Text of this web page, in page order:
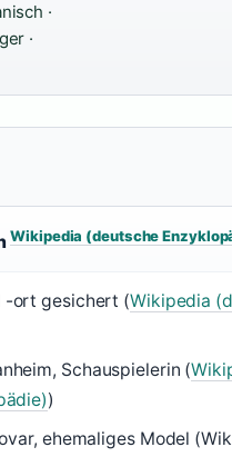
·
·
Wikipedia (deutsche
-ort gesichert (Wikipedia
Schauspielerin (
)
ehemaliges Model